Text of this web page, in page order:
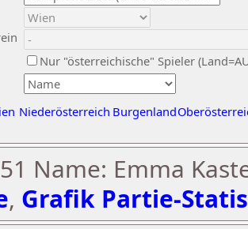
Nur "österreichische" Spieler
Niederösterreich Burgenland
Name: Emma
, Grafik Partie-